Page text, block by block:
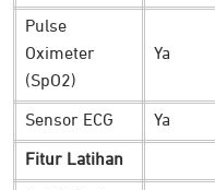
Pulse
Oximeter
(SpO2)
Ya
Sensor ECG Ya
Fitur Latihan